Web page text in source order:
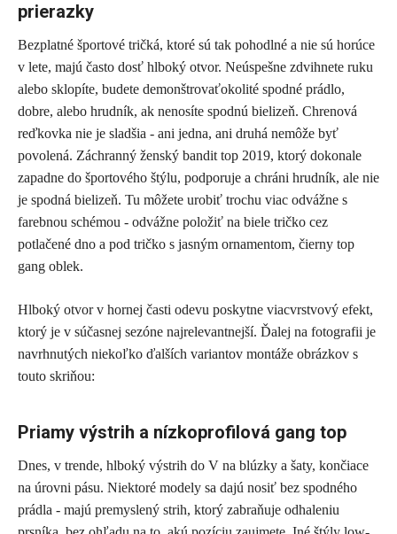
prierazky
Bezplatné športové tričká, ktoré sú tak pohodlné a nie sú horúce
v lete, majú často dosť hlboký otvor. Neúspešne zdvihnete ruku
alebo sklopíte, budete demonštrovaťokolité spodné prádlo,
dobre, alebo hrudník, ak nenosíte spodnú bielizeň. Chrenová
reďkovka nie je sladšia - ani jedna, ani druhá nemôže byť
povolená. Záchranný ženský bandit top 2019, ktorý dokonale
zapadne do športového štýlu, podporuje a chráni hrudník, ale nie
je spodná bielizeň. Tu môžete urobiť trochu viac odvážne s
farebnou schémou - odvážne položiť na biele tričko cez
potlačené dno a pod tričko s jasným ornamentom, čierny top
gang oblek.
Hlboký otvor v hornej časti odevu poskytne viacvrstvový efekt,
ktorý je v súčasnej sezóne najrelevantnejší. Ďalej na fotografii je
navrhnutých niekoľko ďalších variantov montáže obrázkov s
touto skriňou:
Priamy výstrih a nízkoprofilová gang top
Dnes, v trende, hlboký výstrih do V na blúzky a šaty, končiace
na úrovni pásu. Niektoré modely sa dajú nosiť bez spodného
prádla - majú premyslený strih, ktorý zabraňuje odhaleniu